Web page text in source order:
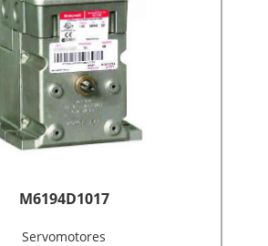
M6194D1017
Servomotores